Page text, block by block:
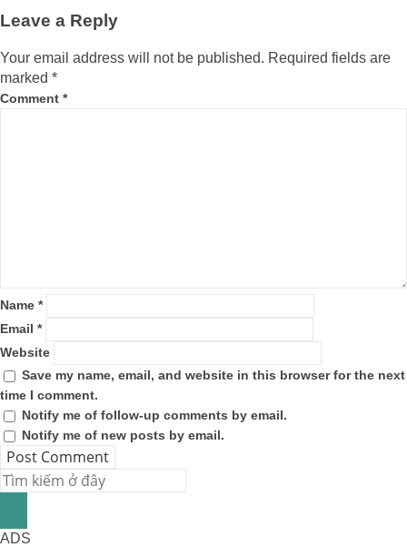
Leave a Reply
Your email address will not be published. Required fields are
marked *
Comment *
Name *
Email *
Website
Save my name, email, and website in this browser for the next
time I comment.
Notify me of follow-up comments by email.
Notify me of new posts by email.
ADS